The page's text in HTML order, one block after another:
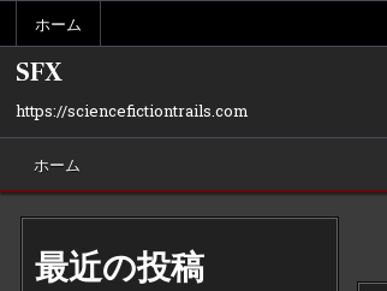
content
ホーム
SFX
https://sciencefictiontrails.com
ホーム
最近の投稿